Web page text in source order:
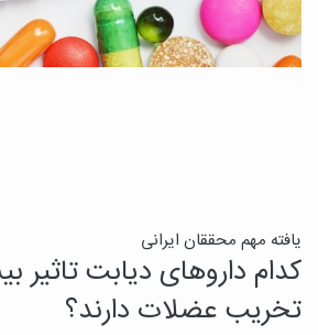
یافته مهم محققان ایرانی
کدام داروهای دیابت تاثیر
تخریب عضلات دارند؟